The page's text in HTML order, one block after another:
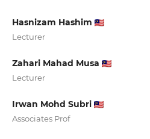
Hasnizam Hashim
Lecturer
Zahari Mahad Musa
Lecturer
Irwan Mohd Subri
Associates Prof